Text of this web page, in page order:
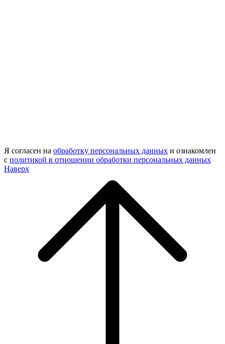
Я согласен на обработку персональных данных и ознакомлен
с политикой в отношении обработки персональных данных
Наверх